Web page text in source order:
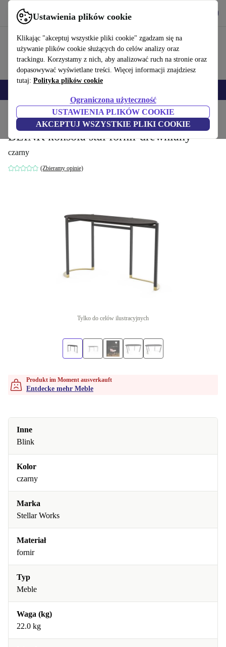
Ustawienia plików cookie
Klikając "akceptuj wszystkie pliki cookie" zgadzam się na
używanie plików cookie służących do celów analizy oraz
trackingu. Korzystamy z nich, aby analizować ruch na stronie oraz
dopasowywać wyświetlane treści. Więcej informacji znajdziesz
tutaj: Polityka plików cookie
Ograniczona użyteczność
USTAWIENIA PLIKÓW COOKIE
AKCEPTUJ WSZYSTKIE PLIKI COOKIE
Korzystaj z refurbed szybko i łatwo
Produkty Gospodarstwo domowe Meble
BLINK konsola stal fornir drewniany
czarny
(Zbieramy opinie)
Tylko do celów ilustracyjnych
Produkt im Moment ausverkauft
Entdecke mehr Meble
Inne
Blink
Kolor
czarny
Marka
Stellar Works
Materiał
fornir
Typ
Meble
Waga (kg)
22.0 kg